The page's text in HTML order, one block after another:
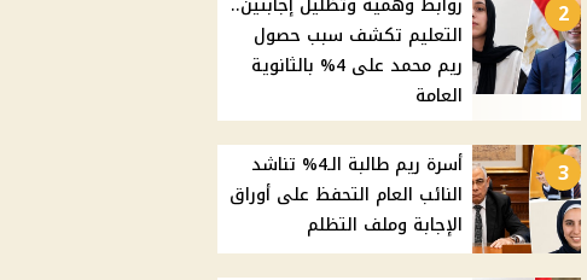
2
التعليم تكشف سبب حصول
ريم محمد على 4% بالثانوية
العامة
3
أسرة ريم طالبة الـ4% تناشد
النائب العام التحفظ على أوراق
الإجابة وملف التظلم